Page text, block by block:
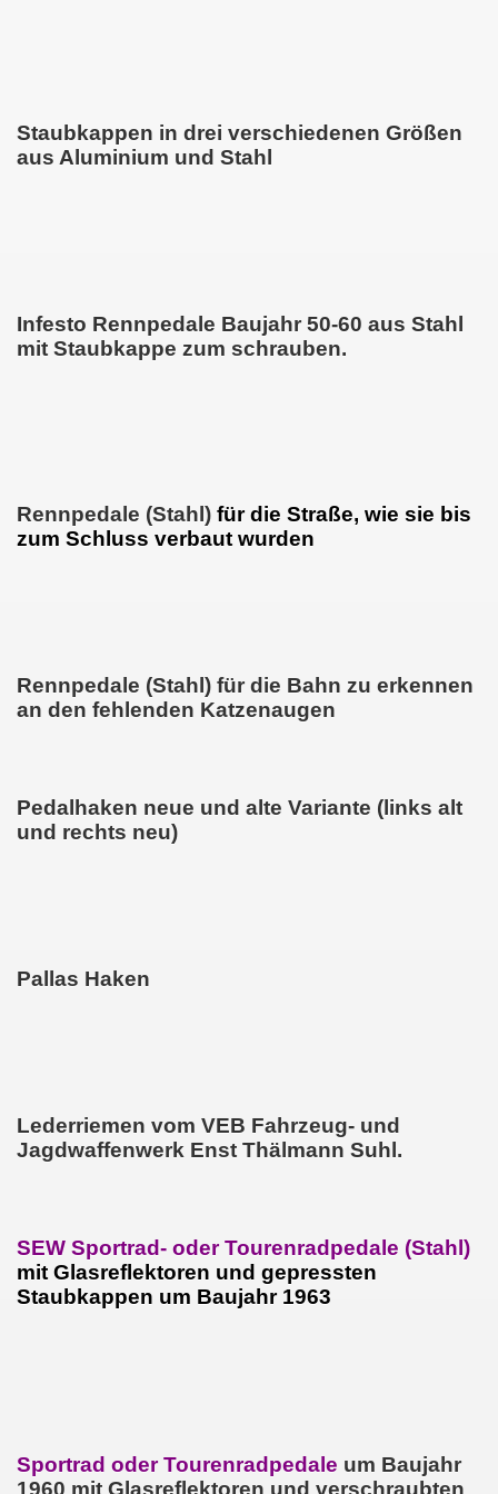
Staubkappen in drei verschiedenen Größen
aus Aluminium und Stahl
Infesto Rennpedale Baujahr 50-60 aus Stahl
mit Staubkappe zum schrauben.
Rennpedale (Stahl) für die Straße, wie sie bis
zum Schluss verbaut wurden
Rennpedale (Stahl) für die Bahn zu erkennen
an den fehlenden Katzenaugen
Pedalhaken neue und alte Variante (links alt
und rechts neu)
Pallas Haken
Lederriemen vom VEB Fahrzeug- und
Jagdwaffenwerk Enst Thälmann Suhl.
SEW Sportrad- oder Tourenradpedale (Stahl)
mit Glasreflektoren und gepressten
Staubkappen um Baujahr 1963
Sportrad oder Tourenradpedale um Baujahr
1960 mit Glasreflektoren und verschraubten